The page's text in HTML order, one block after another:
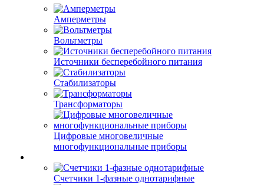
Амперметры
Вольтметры
Источники бесперебойного питания
Стабилизаторы
Трансформаторы
Цифровые многовеличные
многофункциональные приборы
Счетчики 1-фазные однотарифные